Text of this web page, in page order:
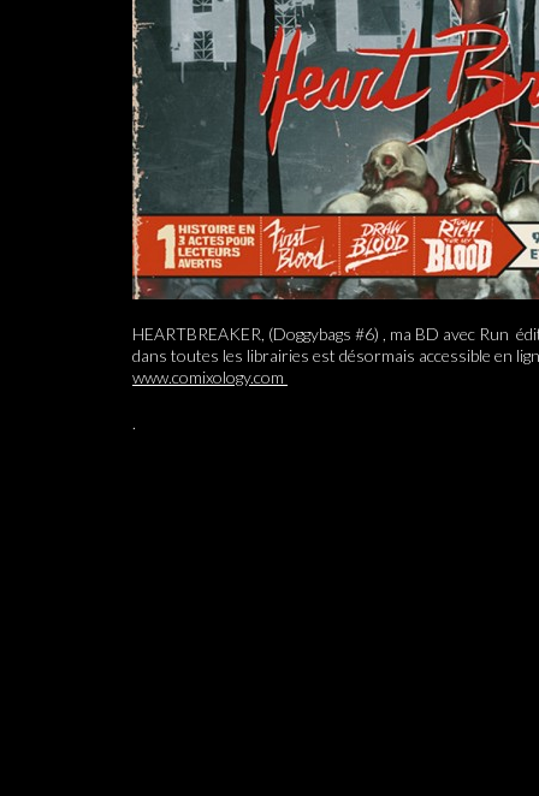
HEARTBREAKER, (Doggybags #6) , ma BD avec Run
dans toutes les librairies est désormais accessible en
www.comixology.com
.